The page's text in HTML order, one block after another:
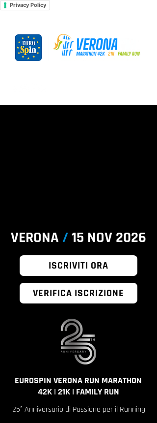
Privacy Policy
VERONA /15 NOV 2026
ISCRIVITI ORA
VERIFICA ISCRIZIONE
EUROSPIN VERONA RUN MARATHON
42K | 21K | FAMILY RUN
25° Anniversario di Passione per il Running